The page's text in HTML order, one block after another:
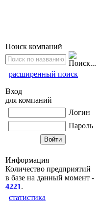
Поиск компаний
расширенный поиск
Вход
для компаний
Логин
Пароль
Информация
Количество предприятий
в базе на данный момент -
4221.
статистика